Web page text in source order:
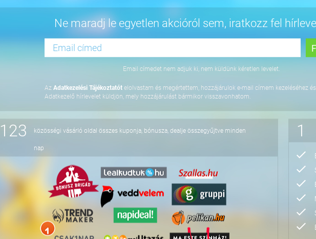
Ne maradj le egyetlen akcióról sem, iratkozz fel
Email címedet nem adjuk ki, nem küldünk kéretlen levelet.
Az Adatkezelési Tájékoztatót elolvastam és megértettem, hozzájárulok e-mail címem kezeléséhez
Adatkezelő hírlevelet küldjön, mely hozzájárulást bármikor visszavonhatom.
123 közösségi vásárló oldal összes kuponja, bónusza, dealje összegyűjtve minden
nap
1
-16%
3 éjszaka 2 fő részére önellátással, 2027.
64.800 Ft
-36% Hangulatos pihenés a
2 éjszaka 2 fő részére a Dunakanyarban
Aquamarina Hotel
2025 Visegrád, Duna-parti út 2.
maiUtazás
49.990 Ft